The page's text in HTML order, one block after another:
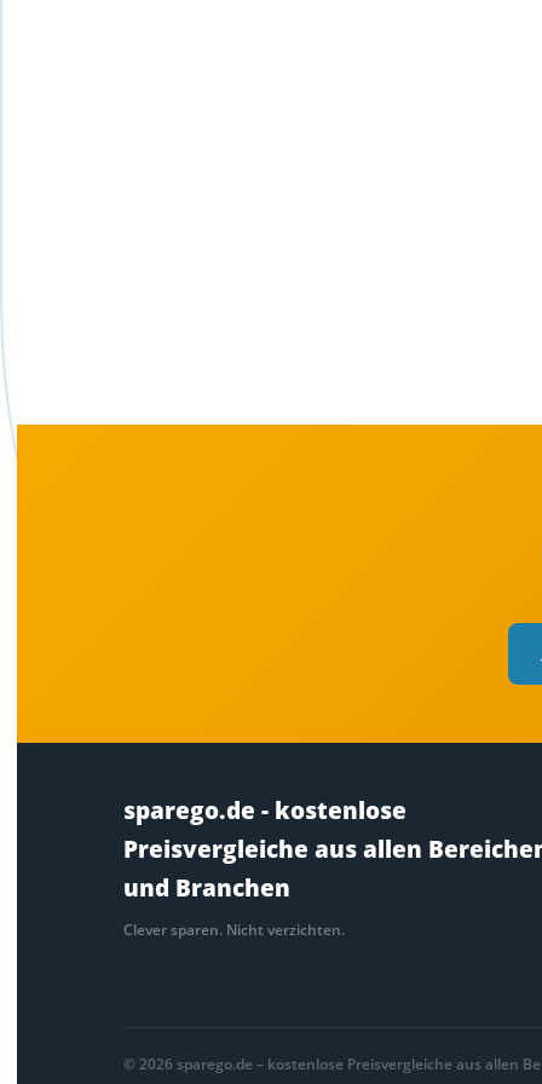
sparego.de - kostenlose
Preisvergleiche aus allen
und Branchen
Clever sparen. Nicht verzichten.
© 2026 sparego.de – kostenlose Preisvergleiche aus allen